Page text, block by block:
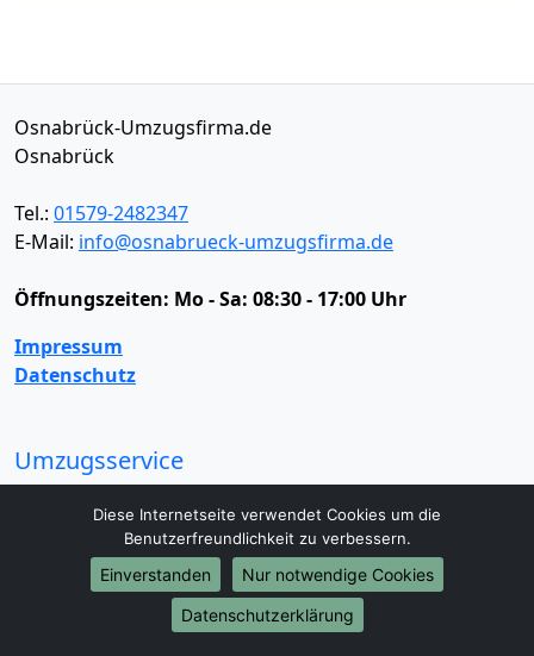
Osnabrück-Umzugsfirma.de
Osnabrück
Tel.: 01579-2482347
E-Mail: info@osnabrueck-umzugsfirma.de
Öffnungszeiten: Mo - Sa: 08:30 - 17:00 Uhr
Impressum
Datenschutz
Umzugsservice
Fernumzug
Firmenumzug
Laborumzug
Mini Umzug
Praxisumzug
Privatumzug
Seniorenumzug
Studentenumzug
Beiladung
Halteverbotszone
Klaviertransport
Diese Internetseite verwendet Cookies um die
Benutzerfreundlichkeit zu verbessern.
Einverstanden
Nur notwendige Cookies
Datenschutzerklärung